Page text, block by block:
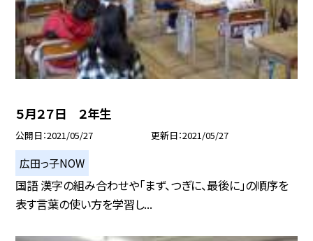
５月２７日 ２年生
公開日 2021/05/27 更新日 2021/05/27
広田っ子NOW
国語 漢字の組み合わせや「まず、つぎに、最後に」の順序を
表す言葉の使い方を学習し...